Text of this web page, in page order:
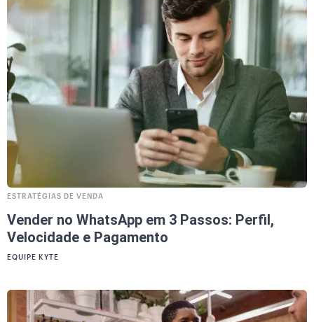
ESTRATÉGIAS DE VENDA
Vender no WhatsApp em 3 Passos: Perfil,
Velocidade e Pagamento
EQUIPE KYTE